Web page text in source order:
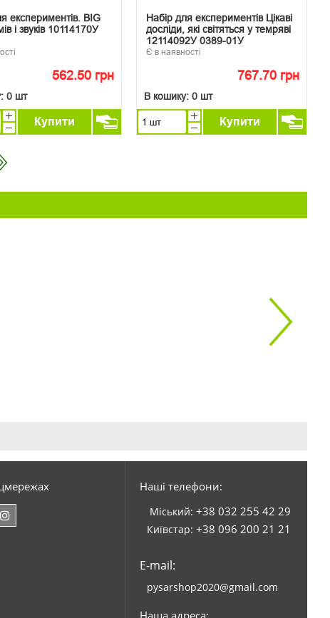
експериментів. BIG
і звуків 10114170У
562.50 грн
0 шт
Купити
Набір для експериментів Цікаві
досліди, які світяться у темряві
12114092У 0389-01У
Є в наявності
767.70 грн
В кошику: 0 шт
Купити
Наші телефони:
Міський: +38 032 255 42 29
Київстар: +38 096 200 21 21
E-mail:
pysarshop2020@gmail.com
Наша адреса: